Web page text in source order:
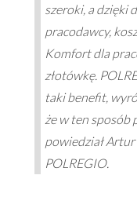
szeroki, a dzięki
pracodawcy,
Komfort dla
złotówkę.
taki benefit,
że w ten
powiedział
POLREGIO.